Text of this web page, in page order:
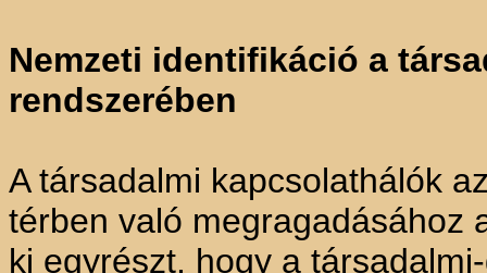
Nemzeti identifikáció a
rendszerében
A társadalmi kapcsolathálók
térben való megragadásához
ki egyrészt, hogy a